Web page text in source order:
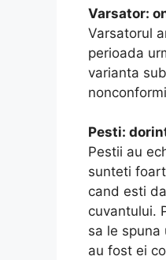
Varsator:
Varsatorul
perioada
varianta
Pesti:
Pestii au
sunteti
cand esti
cuvantului.
sa le
au fost ei